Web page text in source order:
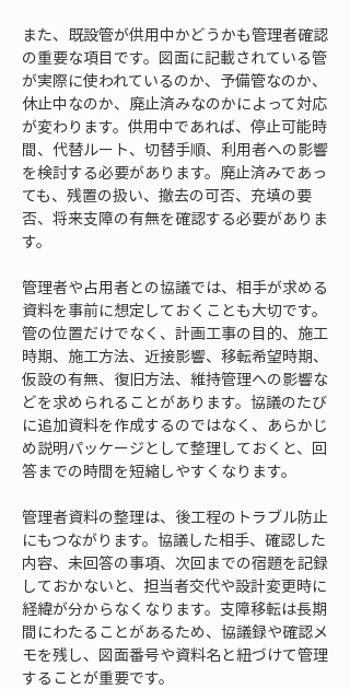
また、既設管が供用中かどうかも管理者確認
の重要な項目です。図面に記載されている管
が実際に使われているのか、予備管なのか、
休止中なのか、廃止済みなのかによって対応
が変わります。供用中であれば、停止可能時
間、代替ルート、切替手順、利用者への影響
を検討する必要があります。廃止済みであっ
ても、残置の扱い、撤去の可否、充填の要
否、将来支障の有無を確認する必要がありま
す。
管理者や占用者との協議では、相手が求める
資料を事前に想定しておくことも大切です。
管の位置だけでなく、計画工事の目的、施工
時期、施工方法、近接影響、移転希望時期、
仮設の有無、復旧方法、維持管理への影響な
どを求められることがあります。協議のたび
に追加資料を作成するのではなく、あらかじ
め説明パッケージとして整理しておくと、回
答までの時間を短縮しやすくなります。
管理者資料の整理は、後工程のトラブル防止
にもつながります。協議した相手、確認した
内容、未回答の事項、次回までの宿題を記録
しておかないと、担当者交代や設計変更時に
経緯が分からなくなります。支障移転は長期
間にわたることがあるため、協議録や確認メ
モを残し、図面番号や資料名と紐づけて管理
することが重要です。